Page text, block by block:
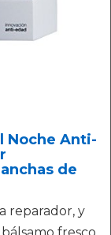
Noche Anti-
de
reparador, y